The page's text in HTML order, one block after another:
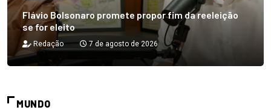
Flávio Bolsonaro promete propor fim da reeleição
se for eleito
Redação 7 de agosto de 2026
MUNDO